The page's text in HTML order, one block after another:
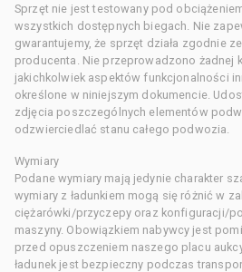
Sprzęt nie jest testowany pod
wszystkich dostępnych biegach. Nie
gwarantujemy, że sprzęt działa zgodnie
producenta. Nie przeprowadzono żadnej
jakichkolwiek aspektów funkcjonalności
określone w niniejszym dokumencie.
zdjęcia poszczególnych elementów
odzwierciedlać stanu całego podwozia.
Wymiary
Podane wymiary mają jedynie charakter
wymiary z ładunkiem mogą się różnić w
ciężarówki/przyczepy oraz konfiguracji/
maszyny. Obowiązkiem nabywcy jest
przed opuszczeniem naszego placu
ładunek jest bezpieczny podczas